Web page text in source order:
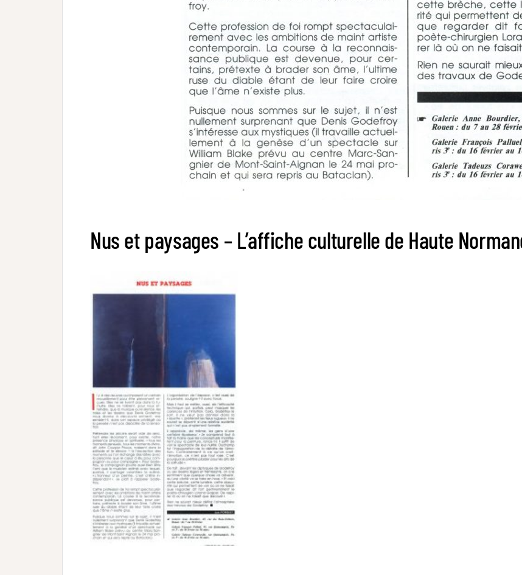
Nus et paysages – L’affiche culturelle de Haute